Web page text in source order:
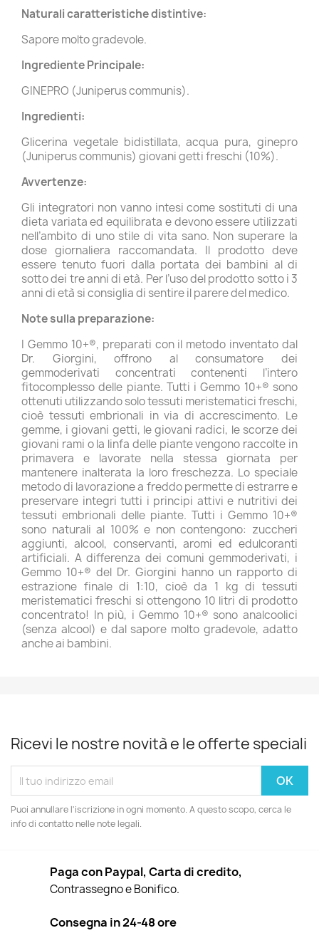
Naturali caratteristiche distintive:
Sapore molto gradevole.
Ingrediente Principale:
GINEPRO (Juniperus communis).
Ingredienti:
Glicerina vegetale bidistillata, acqua pura, ginepro
(Juniperus communis) giovani getti freschi (10%).
Avvertenze:
Gli integratori non vanno intesi come sostituti di una
dieta variata ed equilibrata e devono essere utilizzati
nell’ambito di uno stile di vita sano. Non superare la
dose giornaliera raccomandata. Il prodotto deve
essere tenuto fuori dalla portata dei bambini al di
sotto dei tre anni di età. Per l’uso del prodotto sotto i 3
anni di età si consiglia di sentire il parere del medico.
Note sulla preparazione:
I Gemmo 10+®, preparati con il metodo inventato dal
Dr. Giorgini, offrono al consumatore dei
gemmoderivati concentrati contenenti l’intero
fitocomplesso delle piante. Tutti i Gemmo 10+® sono
ottenuti utilizzando solo tessuti meristematici freschi,
cioè tessuti embrionali in via di accrescimento. Le
gemme, i giovani getti, le giovani radici, le scorze dei
giovani rami o la linfa delle piante vengono raccolte in
primavera e lavorate nella stessa giornata per
mantenere inalterata la loro freschezza. Lo speciale
metodo di lavorazione a freddo permette di estrarre e
preservare integri tutti i principi attivi e nutritivi dei
tessuti embrionali delle piante. Tutti i Gemmo 10+®
sono naturali al 100% e non contengono: zuccheri
aggiunti, alcool, conservanti, aromi ed edulcoranti
artificiali. A differenza dei comuni gemmoderivati, i
Gemmo 10+® del Dr. Giorgini hanno un rapporto di
estrazione finale di 1:10, cioè da 1 kg di tessuti
meristematici freschi si ottengono 10 litri di prodotto
concentrato! In più, i Gemmo 10+® sono analcoolici
(senza alcool) e dal sapore molto gradevole, adatto
anche ai bambini.
Ricevi le nostre novità e le offerte speciali
Puoi annullare l'iscrizione in ogni momento. A questo scopo, cerca le
info di contatto nelle note legali.
Paga con Paypal, Carta di credito,
Contrassegno e Bonifico.
Consegna in 24-48 ore